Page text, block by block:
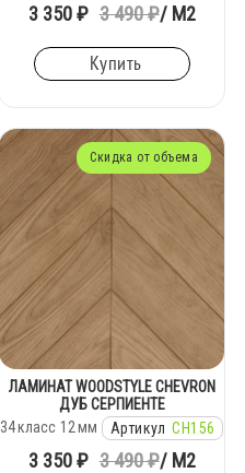
3 350 ₽ 3 490 ₽/ М2
Купить
Скидка от объема
ЛАМИНАТ WOODSTYLE CHEVRON
ДУБ СЕРПИЕНТЕ
Артикул CH156
класс
34 мм
12
3 350 ₽ 3 490 ₽/ М2